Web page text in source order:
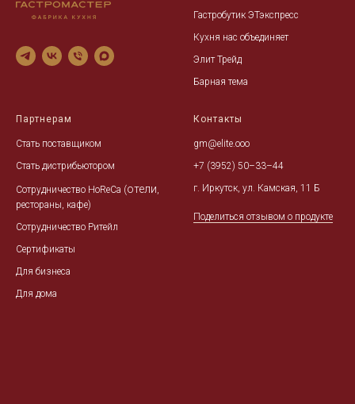
Гастробутик ЭТэкспресс
Кухня нас объединяет
Элит Трейд
Барная тема
Партнерам
Стать поставщиком
Стать дистрибьютором
Сотрудничество HoReCa (отели,
рестораны, кафе)
Сотрудничество Ритейл
Сертификаты
Для бизнеса
Для дома
Контакты
gm@elite.ooo
+7 (3952) 50–33–44
г. Иркутск, ул. Камская, 11 Б
Поделиться отзывом о продукте